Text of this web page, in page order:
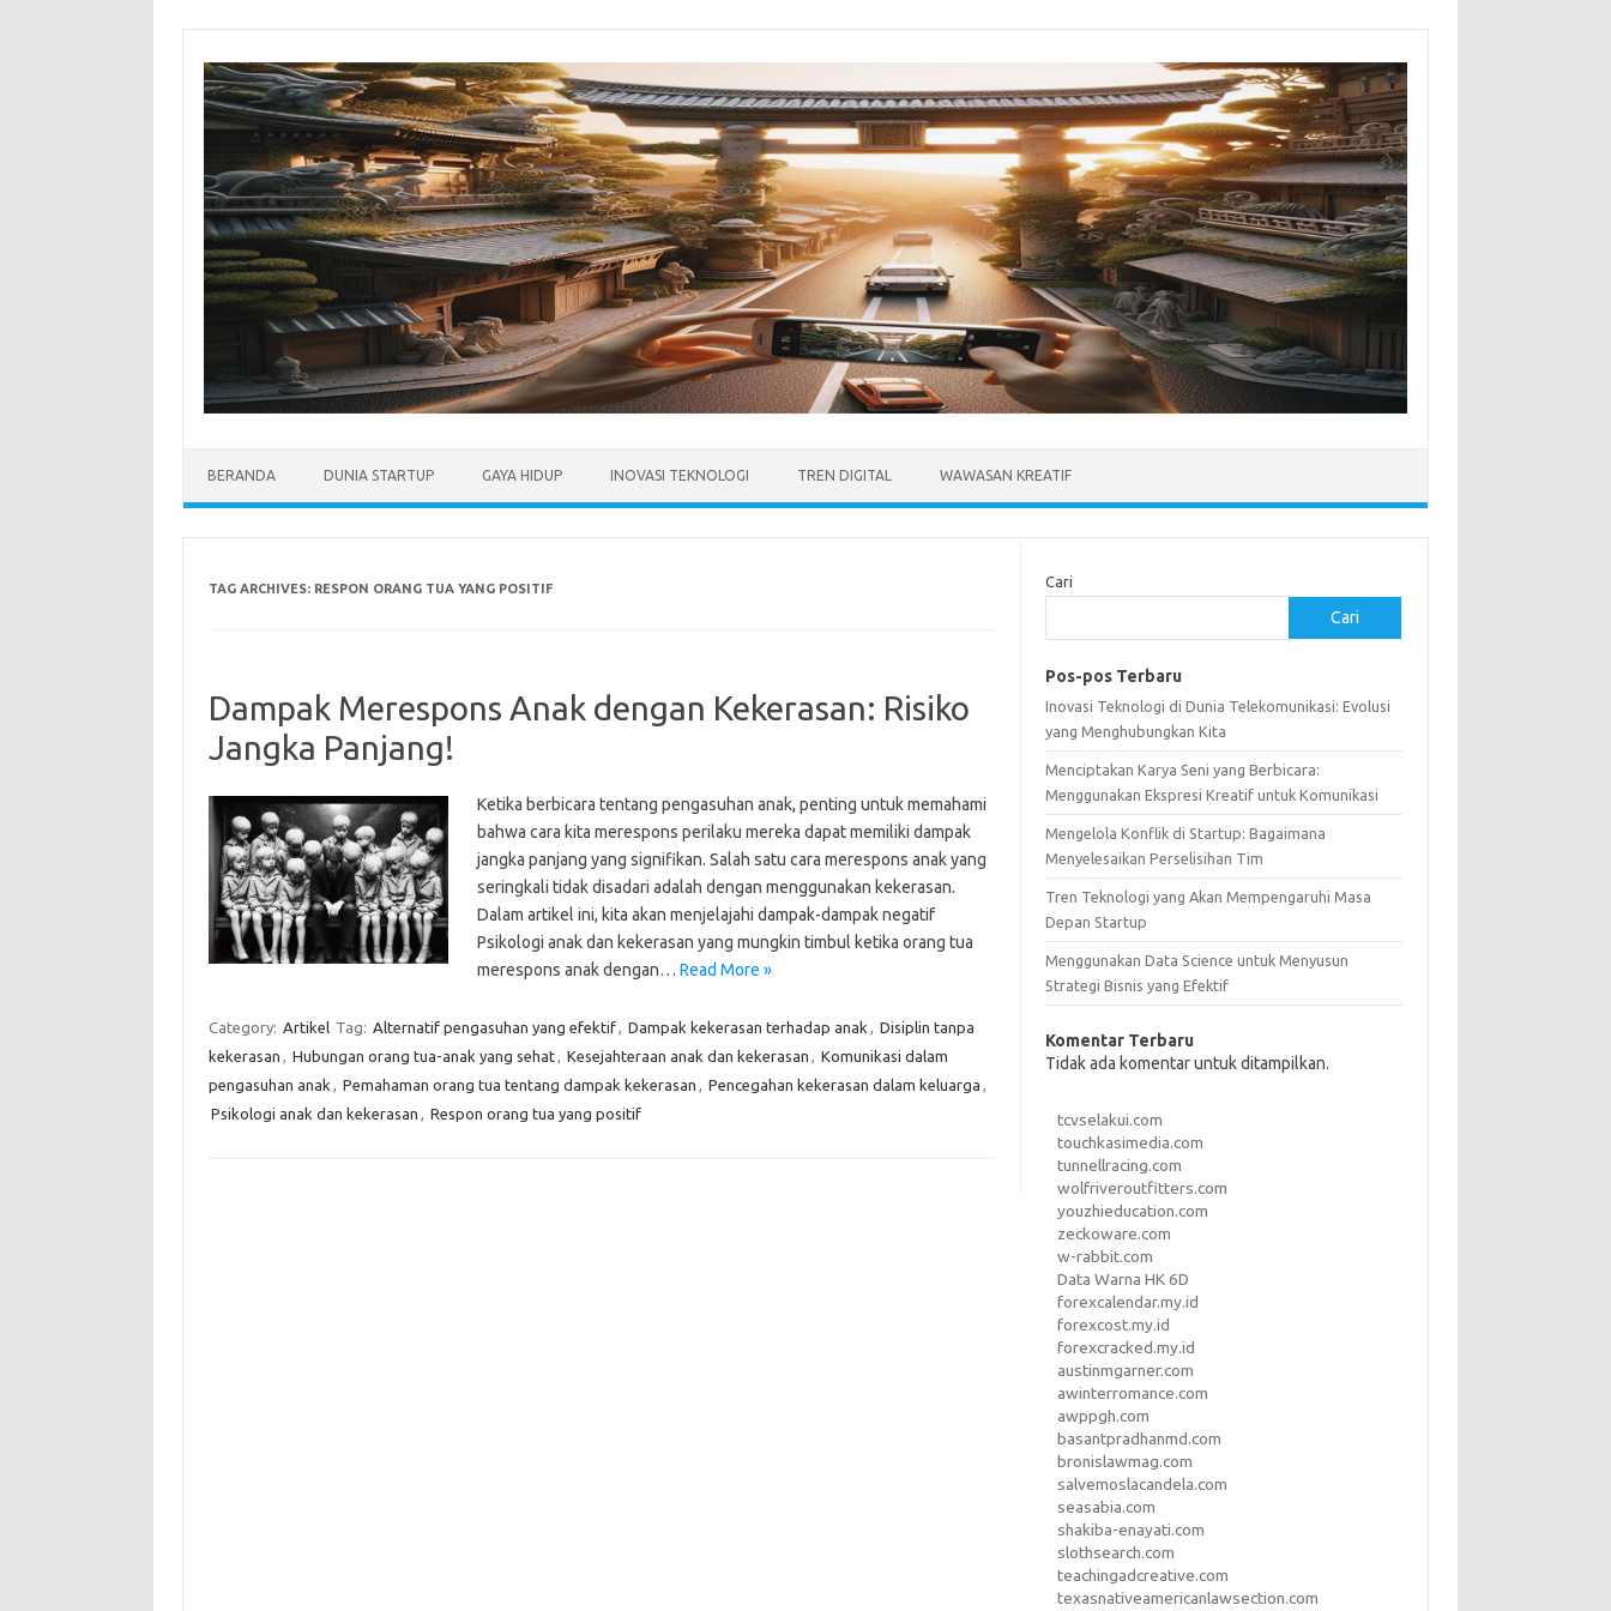
content
BERANDA DUNIA STARTUP GAYA HIDUP INOVASI TEKNOLOGI TREN DIGITAL WAWASAN KREATIF
TAG ARCHIVES: RESPON ORANG TUA YANG POSITIF
Dampak Merespons Anak dengan Kekerasan: Risiko
Jangka Panjang!
Ketika berbicara tentang pengasuhan anak, penting untuk memahami
bahwa cara kita merespons perilaku mereka dapat memiliki dampak
jangka panjang yang signifikan. Salah satu cara merespons anak yang
seringkali tidak disadari adalah dengan menggunakan kekerasan.
Dalam artikel ini, kita akan menjelajahi dampak-dampak negatif
Psikologi anak dan kekerasan yang mungkin timbul ketika orang tua
merespons anak dengan… Read More »
Category: Artikel Tag: Alternatif pengasuhan yang efektif, Dampak kekerasan terhadap anak , Disiplin tanpa
kekerasan , Hubungan orang tua-anak yang sehat, Kesejahteraan anak dan kekerasan , Komunikasi dalam
pengasuhan anak , Pemahaman orang tua tentang dampak kekerasan , Pencegahan kekerasan dalam keluarga ,
Psikologi anak dan kekerasan , Respon orang tua yang positif
Cari
Cari
Pos-pos Terbaru
Inovasi Teknologi di Dunia Telekomunikasi: Evolusi
yang Menghubungkan Kita
Menciptakan Karya Seni yang Berbicara:
Menggunakan Ekspresi Kreatif untuk Komunikasi
Mengelola Konflik di Startup: Bagaimana
Menyelesaikan Perselisihan Tim
Tren Teknologi yang Akan Mempengaruhi Masa
Depan Startup
Menggunakan Data Science untuk Menyusun
Strategi Bisnis yang Efektif
Komentar Terbaru
Tidak ada komentar untuk ditampilkan.
tcvselakui.com
touchkasimedia.com
tunnellracing.com
wolfriveroutfitters.com
youzhieducation.com
zeckoware.com
w-rabbit.com
Data Warna HK 6D
forexcalendar.my.id
forexcost.my.id
forexcracked.my.id
austinmgarner.com
awinterromance.com
awppgh.com
basantpradhanmd.com
bronislawmag.com
salvemoslacandela.com
seasabia.com
shakiba-enayati.com
slothsearch.com
teachingadcreative.com
texasnativeamericanlawsection.com